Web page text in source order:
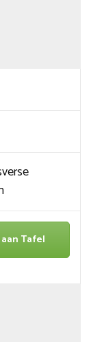
Tafel